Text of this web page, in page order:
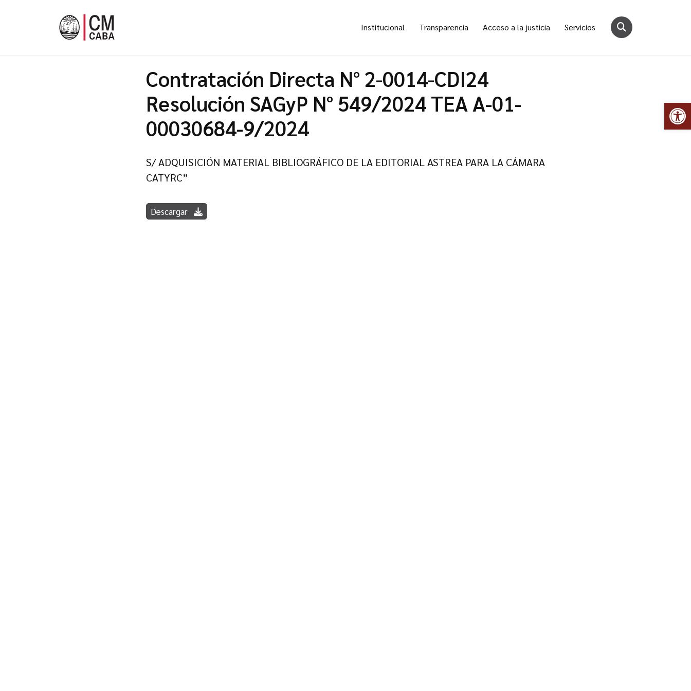
Institucional Transparencia Acceso a la justicia Servicios
Contratación Directa N° 2-0014-CDI24
Resolución SAGyP N° 549/2024 TEA A-01-
00030684-9/2024
S/ ADQUISICIÓN MATERIAL BIBLIOGRÁFICO DE LA EDITORIAL ASTREA PARA LA CÁMARA
CATYRC”
Descargar